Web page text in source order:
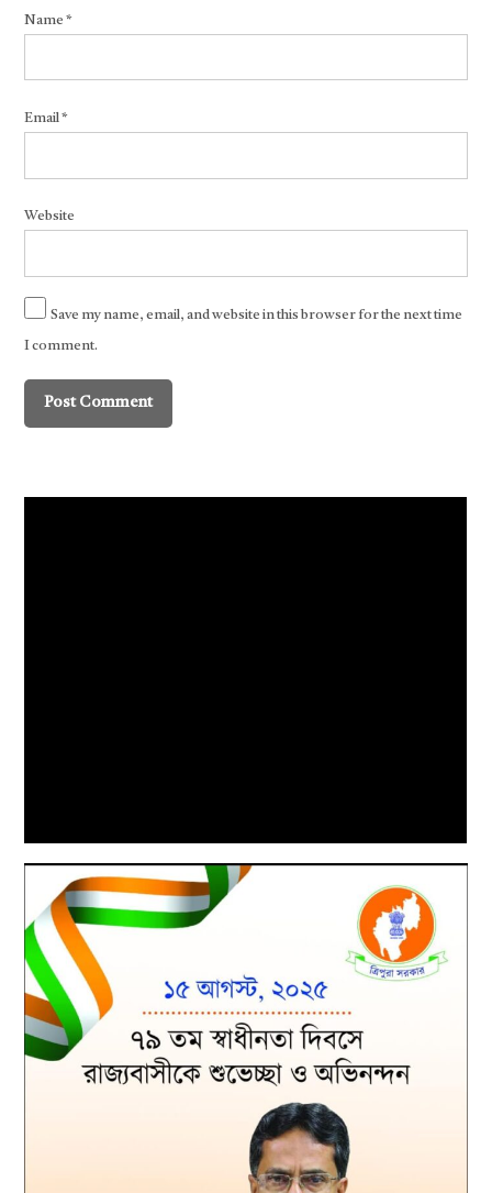
Name*
Email*
Website
Save my name, email, and website in this browser for the next time
I comment.